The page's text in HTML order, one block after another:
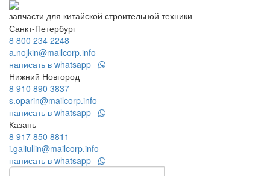
запчасти для китайской строительной техники
Санкт-Петербург
8 800 234 2248
a.nojkin@mailcorp.info
написать в whatsapp
Нижний Новгород
8 910 890 3837
s.oparin@mailcorp.info
написать в whatsapp
Казань
8 917 850 8811
i.galiullin@mailcorp.info
написать в whatsapp